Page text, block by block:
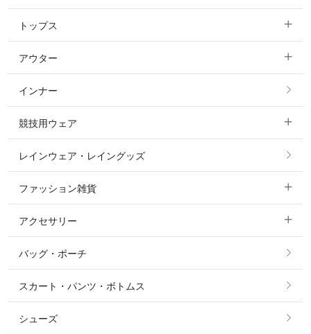
すべてのキュロット
フルグリップ・尻革 キュロット
ニーグリップ・膝革 キュロット
トップス
すべてのトップス
ポロシャツ
カットソー・Tシャツ・タンクトップ
ニット・セーター
シャツ・ブラウス・ワンピース
アウター
すべてのアウター
コート
ジャケット・ブルゾン
インナー
競技用ウェア
すべての競技用ウェア
ショージャケット
ショーシャツ
レインウェア・レイングッズ
ファッション雑貨
すべてのファッション雑貨
ソックス
ベルト
アクセサリー
すべてのアクセサリー
リング
ピアス・イヤリング
バッグ・ポーチ
スカート・パンツ・ボトムス
シューズ